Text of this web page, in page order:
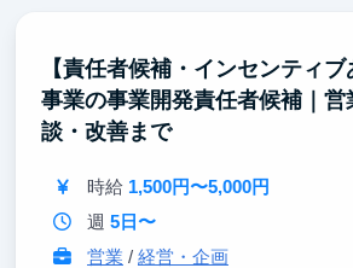
びているフェーズです。案件が増え、
作られていく過程を、経営メンバーと
れます。技術選定も価格設定も採用も
立ち会える。将来自分で事業を持ちた
【責任者候補・インセンティ
事業の事業開発責任者候補｜営
談・改善まで
時給 1,500円〜5,000円
週 5日〜
営業 / 経営・企画